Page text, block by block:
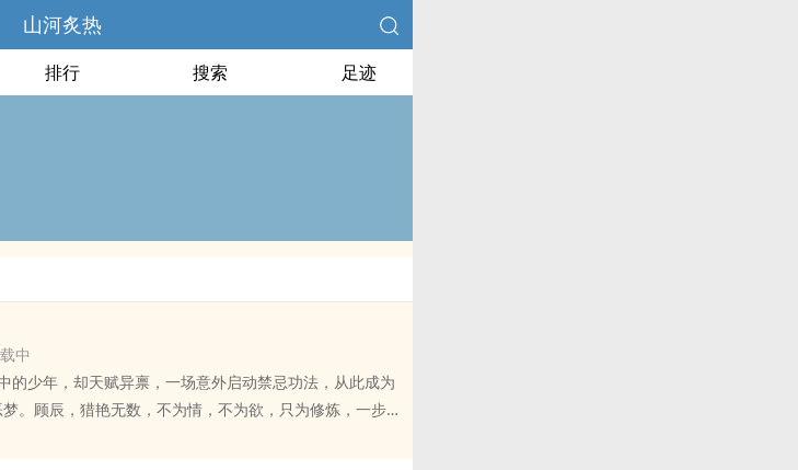
山河炙热
排行 搜索 足迹
中
的少年，却天赋异禀，一场意外启动禁忌功法，从此成为
。顾辰，猎艳无数，不为情，不为欲，只为修炼，一步步